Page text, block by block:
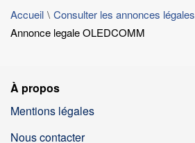
Accueil Consulter les annonces légales
Annonce legale OLEDCOMM
À propos
Mentions légales
Nous contacter